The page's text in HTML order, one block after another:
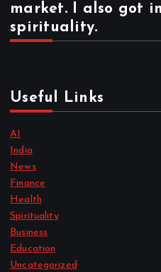
market. I also got
spirituality.
Useful Links
AI
India
News
Finance
Health
Spirituality
Business
Education
Uncategorized